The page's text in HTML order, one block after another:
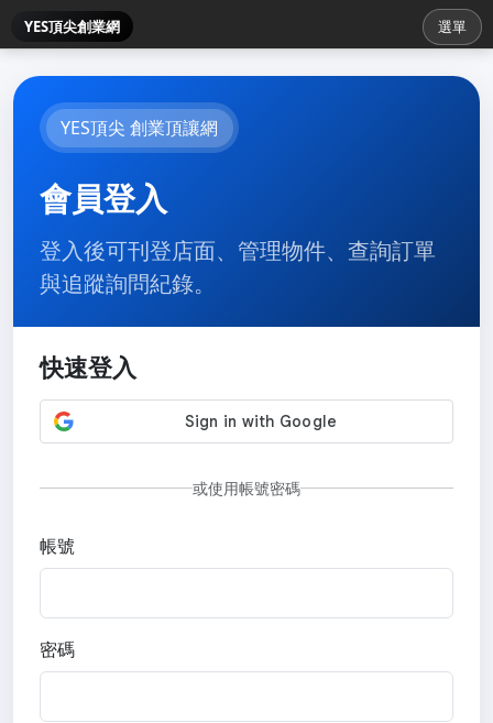
YES頂尖創業網 選單
YES頂尖 創業頂讓網
會員登入
登入後可刊登店面、管理物件、查詢訂單
與追蹤詢問紀錄。
快速登入
或使用帳號密碼
帳號
密碼